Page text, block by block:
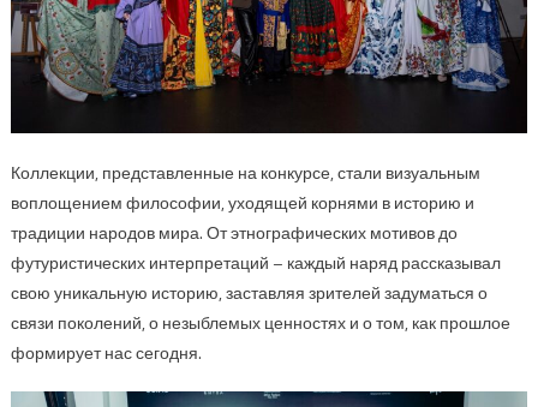
Коллекции, представленные на конкурсе, стали визуальным
воплощением философии, уходящей корнями в историю и
традиции народов мира. От этнографических мотивов до
футуристических интерпретаций – каждый наряд рассказывал
свою уникальную историю, заставляя зрителей задуматься о
связи поколений, о незыблемых ценностях и о том, как прошлое
формирует нас сегодня.